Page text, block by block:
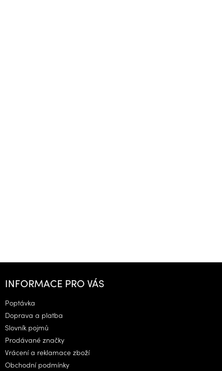
Z
INFORMACE PRO VÁS
Poptávka
Doprava a platba
Slovník pojmů
Prodávané značky
Vrácení a reklamace zboží
Obchodní podmínky